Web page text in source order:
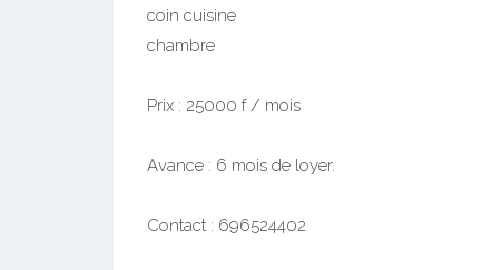
coin cuisine
chambre
Prix : 25000 f / mois
Avance : 6 mois de loyer.
Contact : 696524402